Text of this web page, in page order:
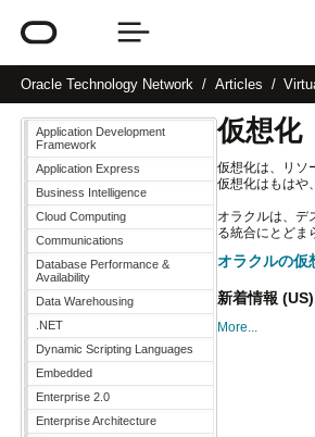
Oracle Technology Network Articles
Application Development
Framework
Application Express
Business Intelligence
Cloud Computing
Communications
Database Performance &
Availability
Data Warehousing
.NET
Dynamic Scripting Languages
Embedded
Enterprise 2.0
Enterprise Architecture
仮想化
仮想化は、リソ
仮想化はもはや
オラクルは、デ
る統合にとどま
オラクルの仮
新着情報 (US)
More...